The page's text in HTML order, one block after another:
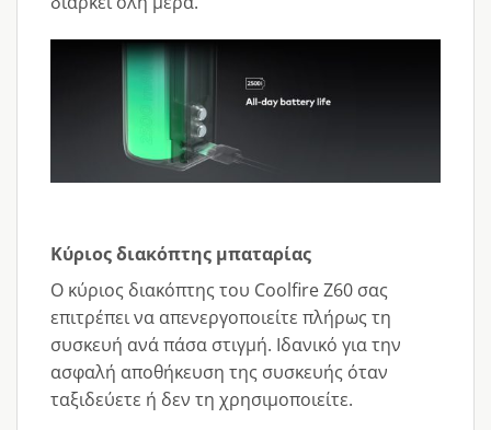
Κύριος διακόπτης μπαταρίας
Ο κύριος διακόπτης του Coolfire Z60 σας
επιτρέπει να απενεργοποιείτε πλήρως τη
συσκευή ανά πάσα στιγμή. Ιδανικό για την
ασφαλή αποθήκευση της συσκευής όταν
ταξιδεύετε ή δεν τη χρησιμοποιείτε.